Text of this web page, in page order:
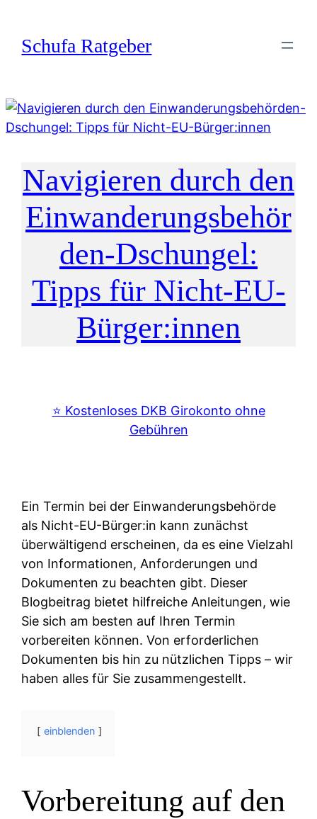
springen
Schufa Ratgeber
Navigieren durch den
Einwanderungsbehör
den-Dschungel:
Tipps für Nicht-EU-
Bürger:innen
⭐️ Kostenloses DKB Girokonto ohne
Gebühren
Ein Termin bei der Einwanderungsbehörde
als Nicht-EU-Bürger:in kann zunächst
überwältigend erscheinen, da es eine Vielzahl
von Informationen, Anforderungen und
Dokumenten zu beachten gibt. Dieser
Blogbeitrag bietet hilfreiche Anleitungen, wie
Sie sich am besten auf Ihren Termin
vorbereiten können. Von erforderlichen
Dokumenten bis hin zu nützlichen Tipps – wir
haben alles für Sie zusammengestellt.
einblenden
Vorbereitung auf den